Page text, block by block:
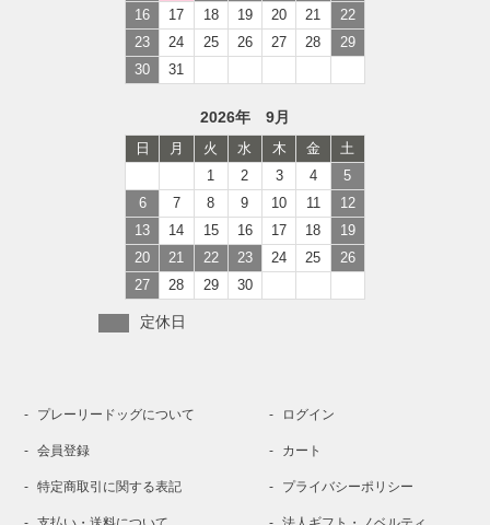
16
17 18 19 20 21
22
23
24 25 26 27 28
29
30
31
2026年 9月
日 月 火 水 木 金
土
1
2 3 4
5
6
7 8 9 10 11
12
13
14 15 16 17 18
19
20
21 22 23 24 25
26
27
28 29 30
定休日
プレーリードッグについて ログイン
会員登録 カート
特定商取引に関する表記 プライバシーポリシー